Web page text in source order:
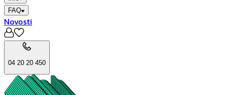
FAQ
Novosti
04 20 20 450